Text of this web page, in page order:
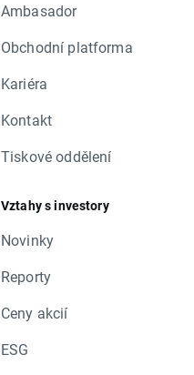
Ambasador
Obchodní platforma
Kariéra
Kontakt
Tiskové oddělení
Vztahy s investory
Novinky
Reporty
Ceny akcií
ESG